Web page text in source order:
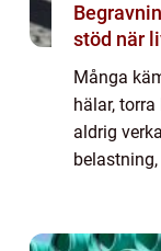
stöd när
Många
hälar,
aldrig